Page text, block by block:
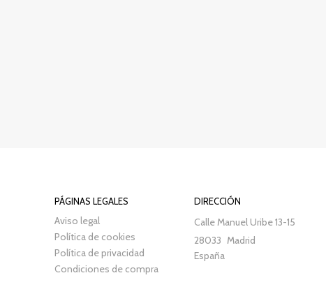
PÁGINAS LEGALES
Aviso legal
Política de cookies
Política de privacidad
Condiciones de compra
DIRECCIÓN
Calle Manuel Uribe 13-15
28033 Madrid
España